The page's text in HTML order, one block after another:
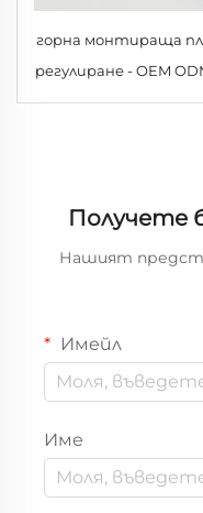
горна монтираща
регулиране - OEM
на
Получете
Нашият
Имейл
Име